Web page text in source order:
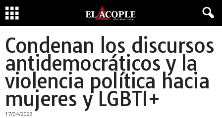
Condenan los discursos
antidemocráticos y la
violencia política hacia
mujeres y LGBTI+
17/04/2023